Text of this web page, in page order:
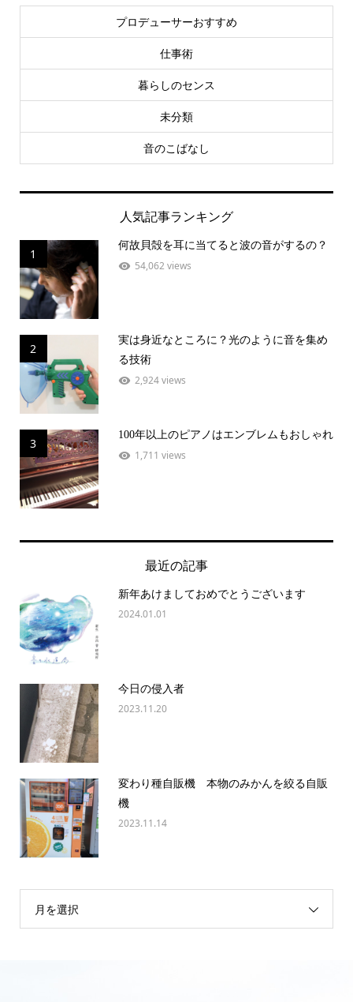
プロデューサーおすすめ
仕事術
暮らしのセンス
未分類
音のこばなし
人気記事ランキング
1
何故貝殻を耳に当てると波の音がするの？
54,062 views
2
実は身近なところに？光のように音を集め
る技術
2,924 views
3
100年以上のピアノはエンブレムもおしゃれ
1,711 views
最近の記事
新年あけましておめでとうございます
2024.01.01
今日の侵入者
2023.11.20
変わり種自販機 本物のみかんを絞る自販
機
2023.11.14
月を選択